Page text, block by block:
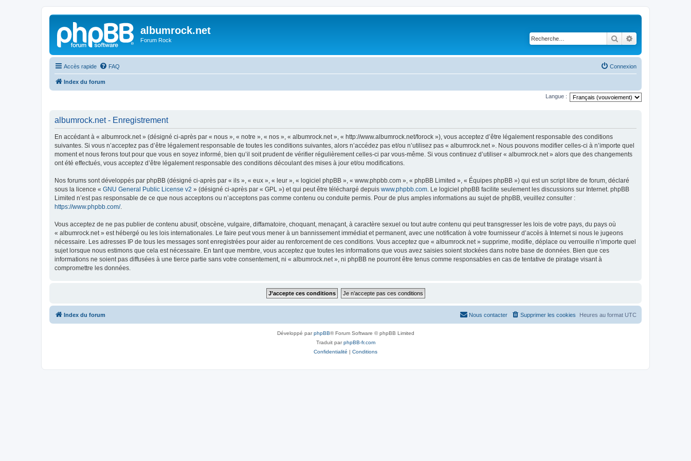
albumrock.net
Forum Rock Rechercher
Accès rapide FAQ Connexion
Index du forum
Langue :
albumrock.net - Enregistrement
En accédant à « albumrock.net » (désigné ci-après par « nous », « notre », « nos », « albumrock.net », « http://www.albumrock.net/forock »), vous acceptez d’être légalement responsable des conditions
suivantes. Si vous n’acceptez pas d’être légalement responsable de toutes les conditions suivantes, alors n’accédez pas et/ou n’utilisez pas « albumrock.net ». Nous pouvons modifier celles-ci à n’importe quel
moment et nous ferons tout pour que vous en soyez informé, bien qu’il soit prudent de vérifier régulièrement celles-ci par vous-même. Si vous continuez d’utiliser « albumrock.net » alors que des changements
ont été effectués, vous acceptez d’être légalement responsable des conditions découlant des mises à jour et/ou modifications.
Nos forums sont développés par phpBB (désigné ci-après par « ils », « eux », « leur », « logiciel phpBB », « www.phpbb.com », « phpBB Limited », « Équipes phpBB ») qui est un script libre de forum, déclaré
sous la licence « GNU General Public License v2 » (désigné ci-après par « GPL ») et qui peut être téléchargé depuis www.phpbb.com. Le logiciel phpBB facilite seulement les discussions sur Internet. phpBB
Limited n’est pas responsable de ce que nous acceptons ou n’acceptons pas comme contenu ou conduite permis. Pour de plus amples informations au sujet de phpBB, veuillez consulter :
https://www.phpbb.com/.
Vous acceptez de ne pas publier de contenu abusif, obscène, vulgaire, diffamatoire, choquant, menaçant, à caractère sexuel ou tout autre contenu qui peut transgresser les lois de votre pays, du pays où
« albumrock.net » est hébergé ou les lois internationales. Le faire peut vous mener à un bannissement immédiat et permanent, avec une notification à votre fournisseur d’accès à Internet si nous le jugeons
nécessaire. Les adresses IP de tous les messages sont enregistrées pour aider au renforcement de ces conditions. Vous acceptez que « albumrock.net » supprime, modifie, déplace ou verrouille n’importe quel
sujet lorsque nous estimons que cela est nécessaire. En tant que membre, vous acceptez que toutes les informations que vous avez saisies soient stockées dans notre base de données. Bien que ces
informations ne soient pas diffusées à une tierce partie sans votre consentement, ni « albumrock.net », ni phpBB ne pourront être tenus comme responsables en cas de tentative de piratage visant à
compromettre les données.
Index du forum Heures au format UTC
Supprimer les cookies
Nous contacter
Développé parphpBB® Forum Software © phpBB Limited
Traduit parphpBB-fr.com
Confidentialité | Conditions